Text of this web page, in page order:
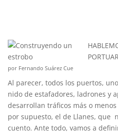
por Fernando Suárez Cue
Al parecer, todos los puertos,
nido de estafadores, ladrones y
desarrollan tráficos más o
por supuesto, el de Llanes, que
cuento. Ante todo, vamos a